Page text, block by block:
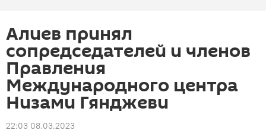
Алиев принял
сопредседателей и членов
Правления
Международного центра
Низами Гянджеви
22:03 08.03.2023